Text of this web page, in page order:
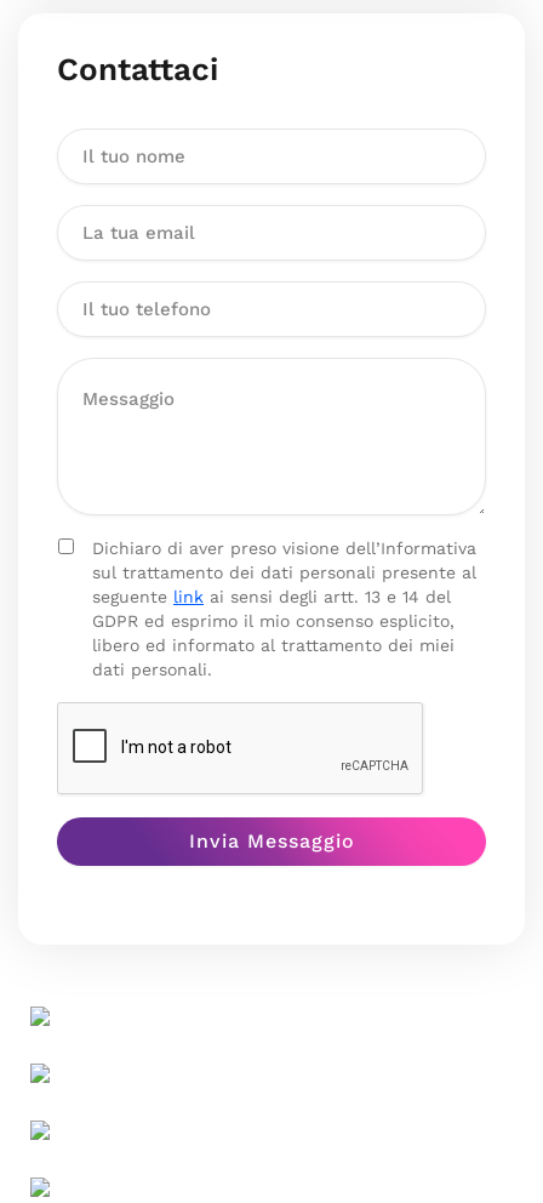
Contattaci
Dichiaro di aver preso visione dell’Informativa
sul trattamento dei dati personali presente al
seguente link ai sensi degli artt. 13 e 14 del
GDPR ed esprimo il mio consenso esplicito,
libero ed informato al trattamento dei miei
dati personali.